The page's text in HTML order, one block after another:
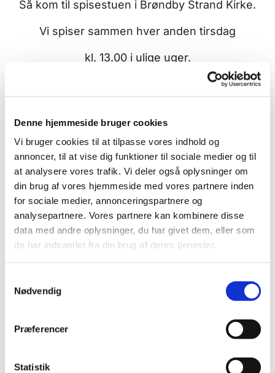
Denne hjemmeside bruger cookies
Vi bruger cookies til at tilpasse vores indhold og
annoncer, til at vise dig funktioner til sociale medier og til
at analysere vores trafik. Vi deler også oplysninger om
din brug af vores hjemmeside med vores partnere inden
for sociale medier, annonceringspartnere og
analysepartnere. Vores partnere kan kombinere disse
data med andre oplysninger, du har givet dem, eller som
de har indsamlet fra din brug af deres tjenester.
Nødvendig
Præferencer
Statistik
Så kom til spisestuen i Brøndby Strand Kirke.
Vi spiser sammen hver anden tirsdag
kl. 13.00 i ulige uger.
Du er velkommen uanset om du er ung,
gammel,
ensom, hjemløs, gift eller ? ?
Tro det eller lad være,
vi er faktisk 80 spisende mennesker du kan
tale med.
Som regel er det god gammeldags mad vi
får, men det hænder at vi som grøn kirke
hjemmeside eller hent den i kirken.
Du kan være helt sikker på at finde en at